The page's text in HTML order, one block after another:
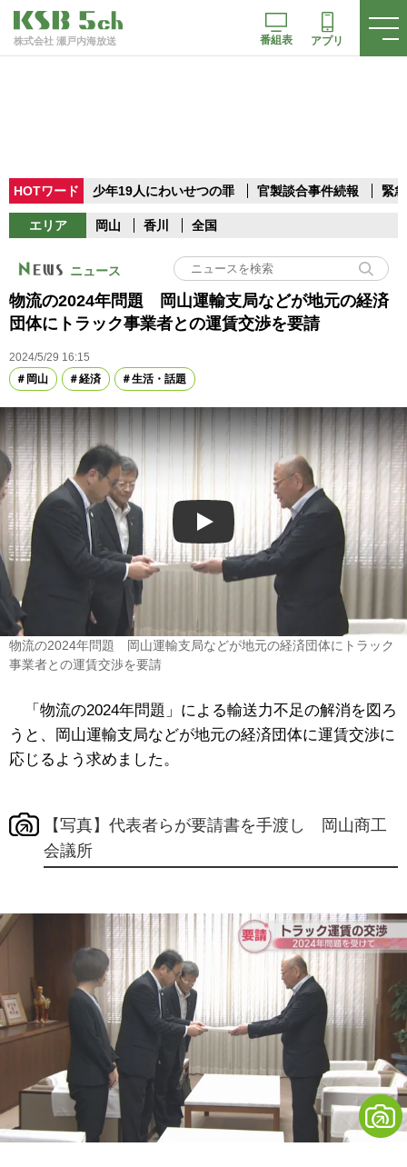
株式会社 瀬戸内海放送 番組表 アプリ
HOTワード 少年19人にわいせつの罪 官製談合事件続報 緊
エリア 岡山 香川 全国
ニュース
物流の2024年問題 岡山運輸支局などが地元の経済
団体にトラック事業者との運賃交渉を要請
2024/5/29 16:15
岡山
経済 生活・話題
Play
物流の2024年問題 岡山運輸支局などが地元の経済団体にトラック
事業者との運賃交渉を要請
「物流の2024年問題」による輸送力不足の解消を図ろ
うと、岡山運輸支局などが地元の経済団体に運賃交渉に
応じるよう求めました。
【写真】代表者らが要請書を手渡し 岡山商工
会議所